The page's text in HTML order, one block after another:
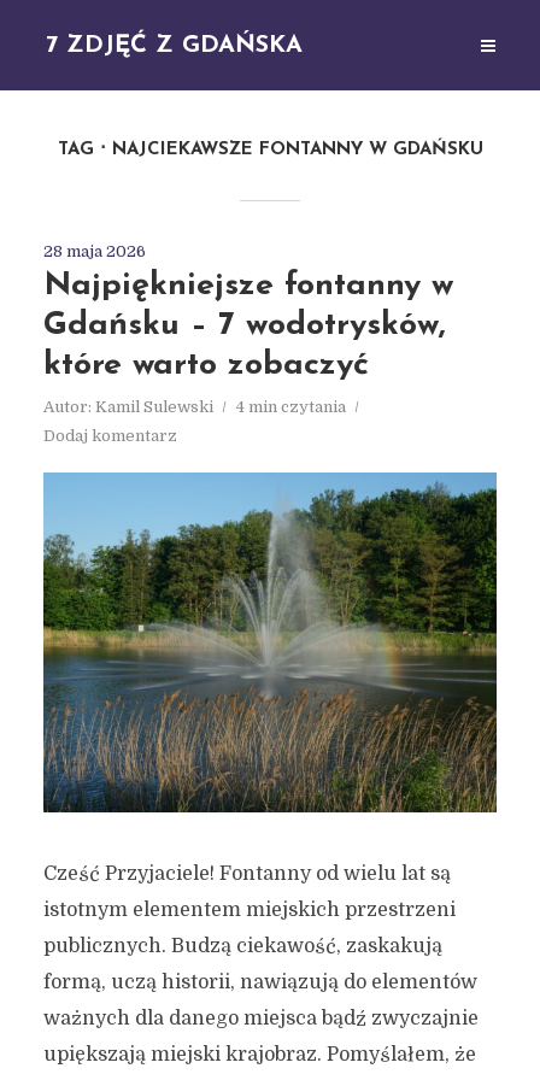
7 ZDJĘĆ Z GDAŃSKA
TAG NAJCIEKAWSZE FONTANNY W GDAŃSKU
28 maja 2026
Najpiękniejsze fontanny w
Gdańsku – 7 wodotrysków,
które warto zobaczyć
Autor: Kamil Sulewski
4 min czytania
Dodaj komentarz
Cześć Przyjaciele! Fontanny od wielu lat są
istotnym elementem miejskich przestrzeni
publicznych. Budzą ciekawość, zaskakują
formą, uczą historii, nawiązują do elementów
ważnych dla danego miejsca bądź zwyczajnie
upiększają miejski krajobraz. Pomyślałem, że